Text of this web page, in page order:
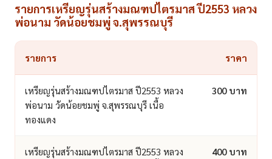
รายการเหรียญรุ่นสร้างมณฑปไตรมาส ปี2553 หลวง
พ่อนาม วัดน้อยชมพู่ จ.สุพรรณบุรี
รายการ ราคา
เหรียญรุ่นสร้างมณฑปไตรมาส ปี2553 หลวง
พ่อนาม วัดน้อยชมพู่ จ.สุพรรณบุรี เนื้อ
ทองแดง
300 บาท
เหรียญรุ่นสร้างมณฑปไตรมาส ปี2553 หลวง
400 บาท